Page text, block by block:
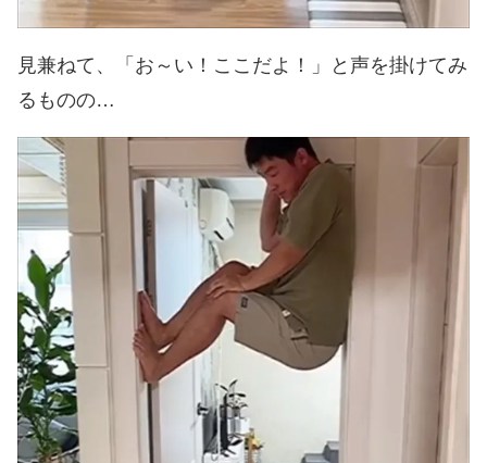
見兼ねて、「お～い！ここだよ！」と声を掛けてみ
るものの…